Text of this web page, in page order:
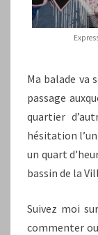
Ma balade va
passage
quartier
hésitation l’un
un quart
bassin de la
Suivez moi
commenter